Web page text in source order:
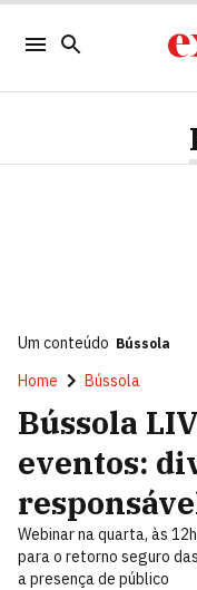
Um conteúdo Bússola
Home Bússola
Bússola
eventos:
Webinar na quarta, às
para o retorno seguro
a presença de público